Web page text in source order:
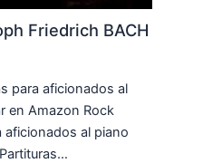
Friedrich BACH
para aficionados al
en Amazon Rock
aficionados al piano